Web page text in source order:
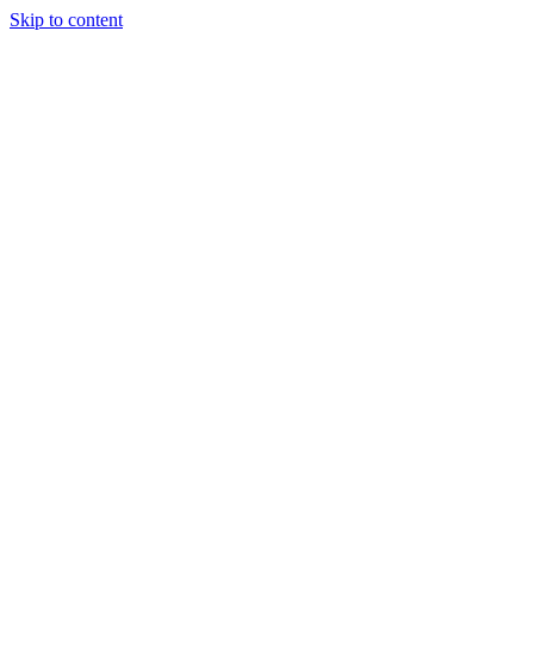
Skip to content